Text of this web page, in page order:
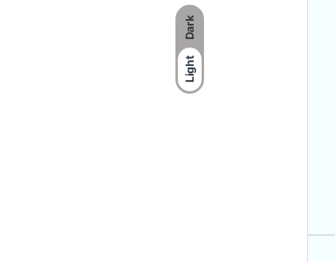
Dark
Light